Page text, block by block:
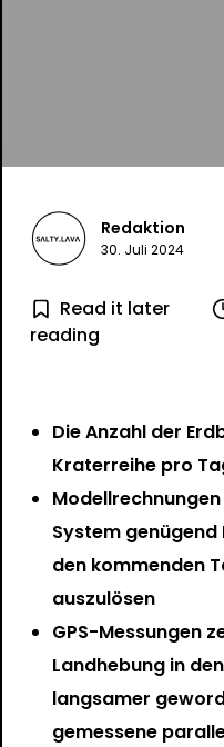
Redaktion
30. Juli 2024
Read it later
reading
Die Anzahl der
Kraterreihe pro
System
den kommenden
auszulösen
GPS-Messungen
Landhebung in
langsamer
gemessene